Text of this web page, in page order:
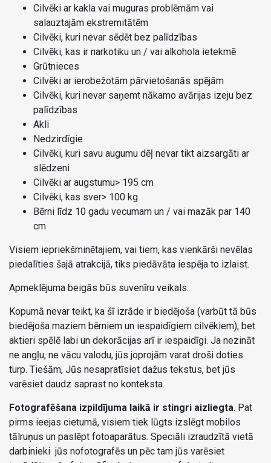
Cilvēki ar kakla vai muguras problēmām vai
salauztajām ekstremitātēm
Cilvēki, kuri nevar sēdēt bez palīdzības
Cilvēki, kas ir narkotiku un / vai alkohola ietekmē
Grūtnieces
Cilvēki ar ierobežotām pārvietošanās spējām
Cilvēki, kuri nevar saņemt nākamo avārijas izeju bez
palīdzības
Akli
Nedzirdīgie
Cilvēki, kuri savu augumu dēļ nevar tikt aizsargāti ar
slēdzeni
Cilvēki ar augstumu> 195 cm
Cilvēki, kas sver> 100 kg
Bērni līdz 10 gadu vecumam un / vai mazāk par 140
cm
Visiem iepriekšminētajiem, vai tiem, kas vienkārši nevēlas
piedalīties šajā atrakcijā, tiks piedāvāta iespēja to izlaist.
Apmeklējuma beigās būs suvenīru veikals.
Kopumā nevar teikt, ka šī izrāde ir biedējoša (varbūt tā būs
biedējoša maziem bērniem un iespaidīgiem cilvēkiem), bet
aktieri spēlē labi un dekorācijas arī ir iespaidīgi. Ja nezināt
ne angļu, ne vācu valodu, jūs joprojām varat droši doties
turp. Tiešām, Jūs nesapratīsiet dažus tekstus, bet jūs
varēsiet daudz saprast no konteksta.
Fotografēšana izpildījuma laikā ir stingri aizliegta. Pat
pirms ieejas cietumā, visiem tiek lūgts izslēgt mobilos
tālruņus un paslēpt fotoaparātus. Speciāli izraudzītā vietā
darbinieki jūs nofotografēs un pēc tam jūs varēsiet